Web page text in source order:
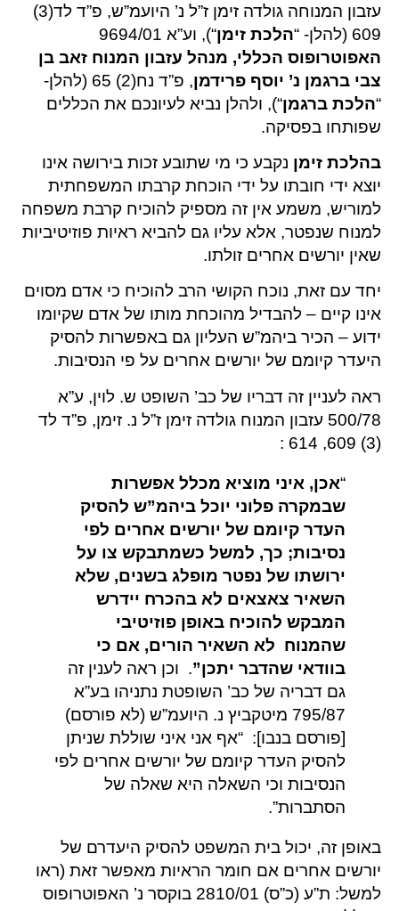
עזבון המנוחה גולדה זימן ז”ל נ’ היועמ”ש, פ”ד לד(3)
609 (להלן- “
הלכת זימן“), וע”א 9694/01
האפוטרופוס הכללי, מנהל עזבון המנוח זאב בן
צבי ברגמן נ’ יוסף פרידמן
, פ”ד נח(2) 65 (להלן-
“הלכת ברגמן“), ולהלן נביא לעיונכם את הכללים
שפותחו בפסיקה.
בהלכת זימן נקבע כי מי שתובע זכות בירושה אינו
יוצא ידי חובתו על ידי הוכחת קרבתו המשפחתית
למוריש, משמע אין זה מספיק להוכיח קרבת משפחה
למנוח שנפטר, אלא עליו גם להביא ראיות פוזיטיביות
שאין יורשים אחרים זולתו.
יחד עם זאת, נוכח הקושי הרב להוכיח כי אדם מסוים
אינו קיים – להבדיל מהוכחת מותו של אדם שקיומו
ידוע – הכיר ביהמ”ש העליון גם באפשרות להסיק
היעדר קיומם של יורשים אחרים על פי הנסיבות.
ראה לעניין זה דבריו של כב’ השופט ש. לוין, ע”א
500/78 עזבון המנוח גולדה זימן ז”ל נ. זימן, פ”ד לד
(3) 609, 614 :
“אכן, איני מוציא מכלל אפשרות
שבמקרה פלוני יוכל ביהמ”ש להסיק
העדר קיומם של יורשים אחרים לפי
נסיבות; כך, למשל כשמתבקש צו על
ירושתו של נפטר מופלג בשנים, שלא
השאיר צאצאים לא בהכרח יידרש
המבקש להוכיח באופן פוזיטיבי
שהמנוח לא השאיר הורים, אם כי
בוודאי שהדבר יתכן”. וכן ראה לענין זה
גם דבריה של כב’ השופטת נתניהו בע”א
795/87 מיטקביץ נ. היועמ”ש (לא פורסם)
[פורסם בנבו]: “אף אני איני שוללת שניתן
להסיק העדר קיומם של יורשים אחרים לפי
הנסיבות וכי השאלה היא שאלה של
הסתברות”.
באופן זה, יכול בית המשפט להסיק היעדרם של
יורשים אחרים אם חומר הראיות מאפשר זאת (ראו
למשל: ת”ע (כ”ס) 2810/01 בוקסר נ’ האפוטרופוס